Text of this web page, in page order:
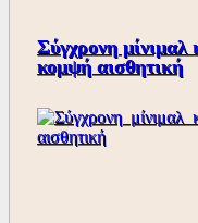
Σύγχρονη μίνιμαλ
κομψή αισθητική